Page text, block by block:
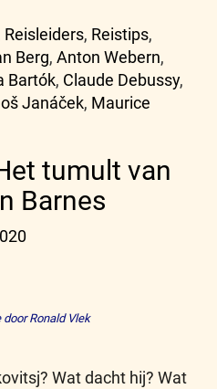
Reisleiders, Reistips,
Berg, Anton Webern,
Bartók, Claude Debussy,
Janáček, Maurice
tumult van
Barnes
Ronald Vlek
Wat dacht hij? Wat